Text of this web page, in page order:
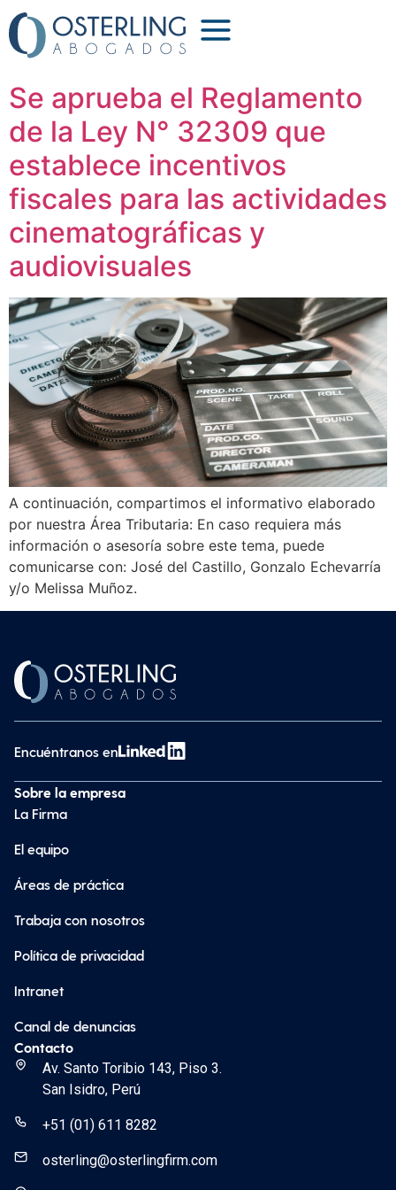
Etiqueta:peruano
Se aprueba el Reglamento
de la Ley N° 32309 que
establece incentivos
fiscales para las actividades
cinematográficas y
audiovisuales
A continuación, compartimos el informativo elaborado
por nuestra Área Tributaria: En caso requiera más
información o asesoría sobre este tema, puede
comunicarse con: José del Castillo, Gonzalo Echevarría
y/o Melissa Muñoz.
Encuéntranos en
Sobre la empresa
La Firma
El equipo
Áreas de práctica
Trabaja con nosotros
Política de privacidad
Intranet
Canal de denuncias
Contacto
Av. Santo Toribio 143, Piso 3.
San Isidro, Perú
+51 (01) 611 8282
osterling@osterlingfirm.com